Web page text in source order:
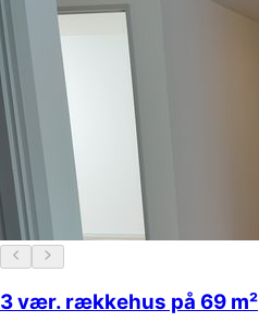
3 vær. rækkehus på 69 m²